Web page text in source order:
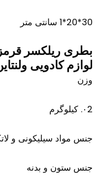
30*20*1 سانتی متر
بطری ریلکسر
لوازم کادویی
وزن
۰2. کیلوگرم
جنس مواد سیلیکونی و
جنس ستون و بدنه